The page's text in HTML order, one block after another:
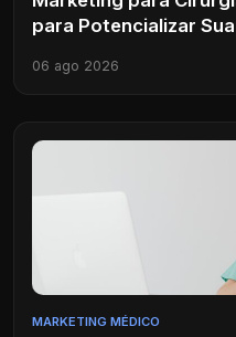
para Potencializar
06 ago 2026
MARKETING MÉDICO